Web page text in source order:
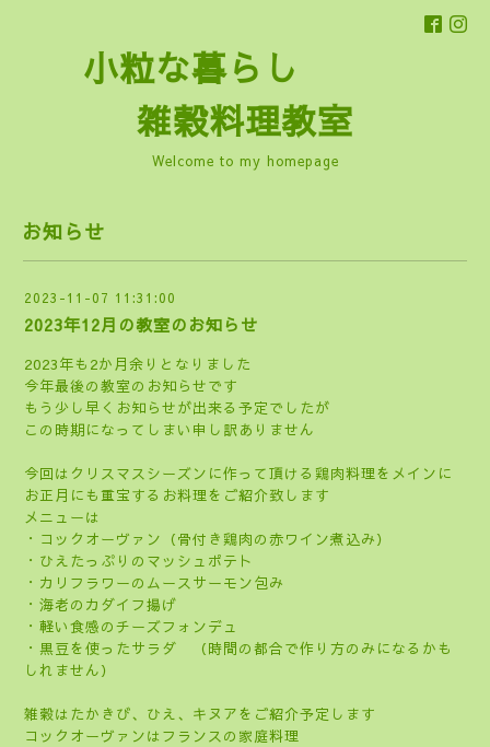
小粒な暮らし
雑穀料理教室
Welcome to my homepage
お知らせ
2023-11-07 11:31:00
2023年12月の教室のお知らせ
2023年も2か月余りとなりました
今年最後の教室のお知らせです
もう少し早くお知らせが出来る予定でしたが
この時期になってしまい申し訳ありません
今回はクリスマスシーズンに作って頂ける鶏肉料理をメインに
お正月にも重宝するお料理をご紹介致します
メニューは
・コックオーヴァン（骨付き鶏肉の赤ワイン煮込み）
・ひえたっぷりのマッシュポテト
・カリフラワーのムースサーモン包み
・海老のカダイフ揚げ
・軽い食感のチーズフォンデュ
・黒豆を使ったサラダ （時間の都合で作り方のみになるかも
しれません）
雑穀はたかきび、ひえ、キヌアをご紹介予定します
コックオーヴァンはフランスの家庭料理